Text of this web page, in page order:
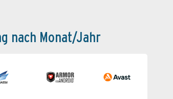
nach Monat/Jahr